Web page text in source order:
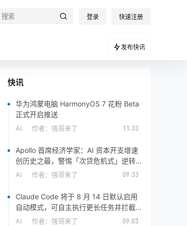
登录 快速注册
发布快讯
快讯
华为鸿蒙电脑 HarmonyOS 7 花粉 Beta
正式开启推送
AI 作者： 强哥来了 11:33
Apollo 首席经济学家：AI 资本开支增速
创历史之最，警惕「次贷危机式」逆转冲
击
AI 作者： 强哥来了 09:33
Claude Code 将于 8 月 14 日默认启用
自动模式，可自主执行更长任务并拦截危
险操作
AI 作者： 强哥来了 09:03